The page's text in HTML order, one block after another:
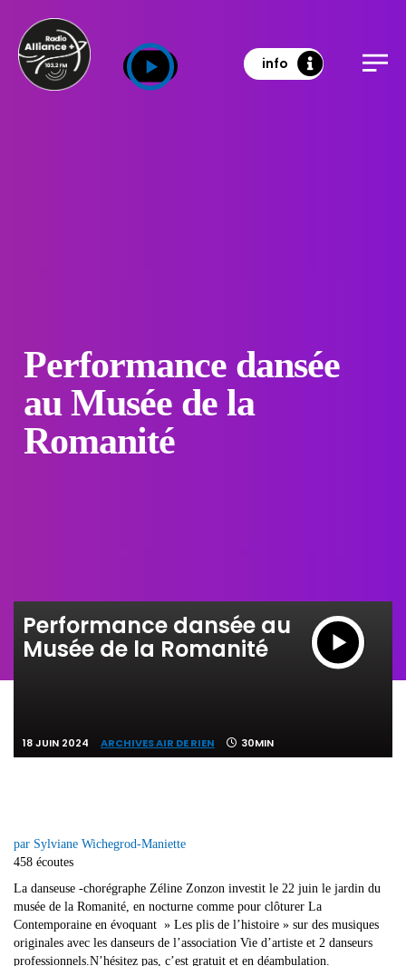
info
Performance dansée
au Musée de la
Romanité
Performance dansée au
Musée de la Romanité
18 JUIN 2024 ARCHIVES AIR DE RIEN 30MIN
par Sylviane Wichegrod-Maniette
458 écoutes
La danseuse -chorégraphe Zéline Zonzon investit le 22 juin le jardin du
musée de la Romanité, en nocturne comme pour clôturer La
Contemporaine en évoquant » Les plis de l’histoire » sur des musiques
originales avec les danseurs de l’association Vie d’artiste et 2 danseurs
professionnels.N’hésitez pas, c’est gratuit et en déambulation.